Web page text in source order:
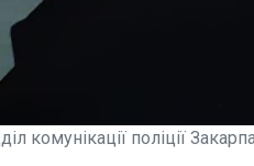
комунікації поліції